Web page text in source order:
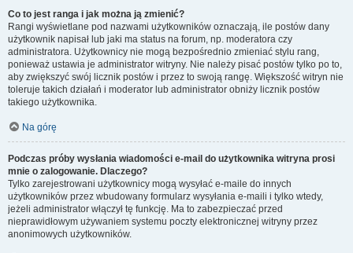
Co to jest ranga i jak można ją zmienić?
Rangi wyświetlane pod nazwami użytkowników oznaczają, ile postów dany
użytkownik napisał lub jaki ma status na forum, np. moderatora czy
administratora. Użytkownicy nie mogą bezpośrednio zmieniać stylu rang,
ponieważ ustawia je administrator witryny. Nie należy pisać postów tylko po to,
aby zwiększyć swój licznik postów i przez to swoją rangę. Większość witryn nie
toleruje takich działań i moderator lub administrator obniży licznik postów
takiego użytkownika.
Na górę
Podczas próby wysłania wiadomości e-mail do użytkownika witryna prosi
mnie o zalogowanie. Dlaczego?
Tylko zarejestrowani użytkownicy mogą wysyłać e-maile do innych
użytkowników przez wbudowany formularz wysyłania e-maili i tylko wtedy,
jeżeli administrator włączył tę funkcję. Ma to zabezpieczać przed
nieprawidłowym używaniem systemu poczty elektronicznej witryny przez
anonimowych użytkowników.